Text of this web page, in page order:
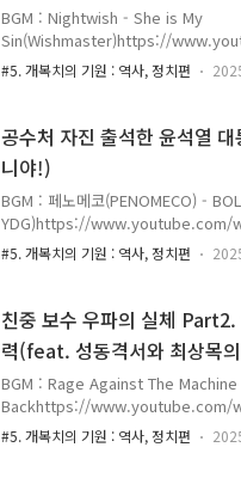
력은 국회..
BGM : Nightwish - She is My
Sin(Wishmaster)https://
탈을 쓴 늑대가 어린 양들을 기만하
핵 심판 2차 변론 때 윤석열 대통령
서 대통령은 부정선거에 대한 조사
이 변론하였다. 선거관리위원회(이
기관이다. 그러나 선관위는 대법원장
고 있었다. 따라서, 선관위를 압수수
는가? 사법부..
#5. 개복치의 기원 : 역사, 정치편
공수처 자진 출석한 윤석열
니야!)
BGM : 페노메코(PENOMECO) -
YDG)https://www.youtube.com/
이지리아어로 '바보'라는 뜻이다. 국
는 바보 같다. 유혈사태를 막기 위하
다. 게다가 여야, 좌우, 보수와 진보
하나로 힘을 합치고 있다. 이 절체절
경호처도 대한민국 청년이며 이들이
해서는 안된다고 판단하였다. 이렇게
국 ..
#5. 개복치의 기원 : 역사, 정치편
친중 보수 우파의 실체
력(feat. 성동격서와 최상목
BGM : Rage Against The
Backhttps://www.youtube.com/
인 척 하면서 윤석열 대통령 등 뒤에
다. 이번 포스팅은 친중 보수 우파
#5. 개복치의 기원 : 역사, 정치편